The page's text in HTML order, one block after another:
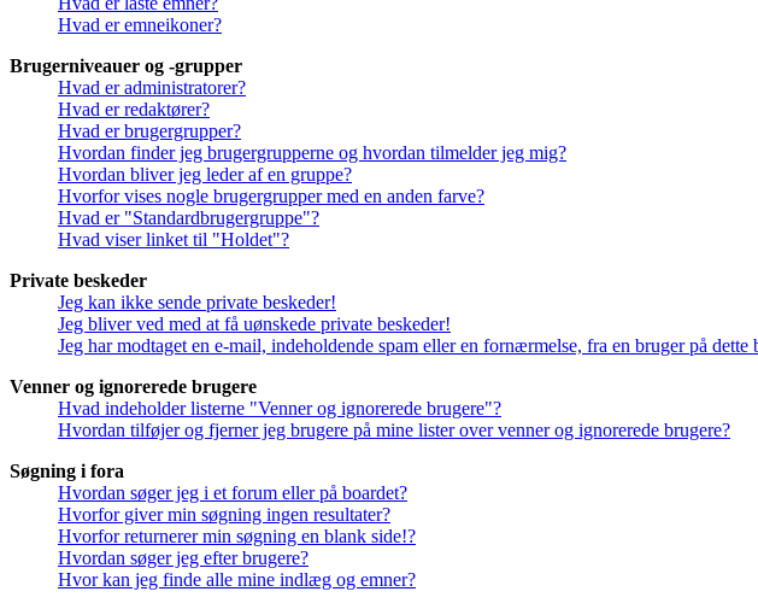
Hvad er emneikoner?
Brugerniveauer og -grupper
Hvad er administratorer?
Hvad er redaktører?
Hvad er brugergrupper?
Hvordan finder jeg brugergrupperne og hvordan tilmelder jeg mig?
Hvordan bliver jeg leder af en gruppe?
Hvorfor vises nogle brugergrupper med en anden farve?
Hvad er "Standardbrugergruppe"?
Hvad viser linket til "Holdet"?
Private beskeder
Jeg kan ikke sende private beskeder!
Jeg bliver ved med at få uønskede private beskeder!
Jeg har modtaget en e-mail, indeholdende spam eller en fornærmelse, fra en bruger på dette
Venner og ignorerede brugere
Hvad indeholder listerne "Venner og ignorerede brugere"?
Hvordan tilføjer og fjerner jeg brugere på mine lister over venner og ignorerede brugere?
Søgning i fora
Hvordan søger jeg i et forum eller på boardet?
Hvorfor giver min søgning ingen resultater?
Hvorfor returnerer min søgning en blank side!?
Hvordan søger jeg efter brugere?
Hvor kan jeg finde alle mine indlæg og emner?